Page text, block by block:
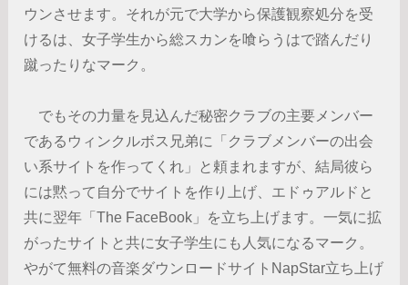
ウンさせます。それが元で大学から保護観察処分を受
けるは、女子学生から総スカンを喰らうはで踏んだり
蹴ったりなマーク。
でもその力量を見込んだ秘密クラブの主要メンバー
であるウィンクルボス兄弟に「クラブメンバーの出会
い系サイトを作ってくれ」と頼まれますが、結局彼ら
には黙って自分でサイトを作り上げ、エドゥアルドと
共に翌年「The FaceBook」を立ち上げます。一気に拡
がったサイトと共に女子学生にも人気になるマーク。
やがて無料の音楽ダウンロードサイトNapStar立ち上げ